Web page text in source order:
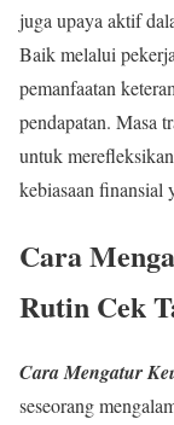
juga upaya aktif
Baik melalui
pemanfaatan
pendapatan. Masa
untuk
kebiasaan finansial
Cara
Rutin Cek
Cara Mengatur
seseorang